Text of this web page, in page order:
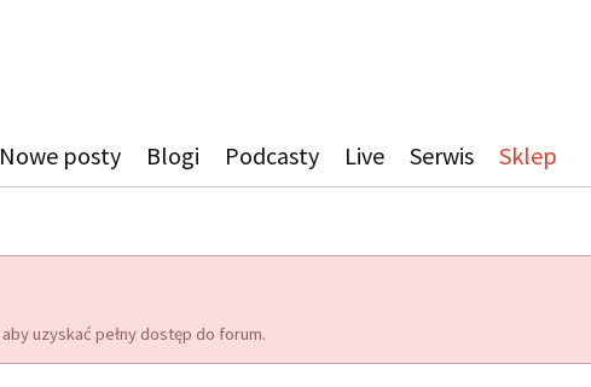
Nowe posty Blogi Podcasty Live Serwis Sklep
aby uzyskać pełny dostęp do forum.